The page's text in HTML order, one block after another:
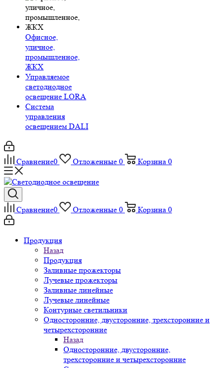
Офисное,
уличное,
промышленное,
ЖКХ
Управляемое
светодиодное
освещение LORA
Система
управления
освещением DALI
Сравнение0 Отложенные 0 Корзина 0
Сравнение0 Отложенные 0 Корзина 0
Продукция
Назад
Продукция
Заливные прожекторы
Лучевые прожекторы
Заливные линейные
Лучевые линейные
Контурные светильники
Односторонние, двусторонние, трехсторонние и
четырехсторонние
Назад
Односторонние, двусторонние,
трехсторонние и четырехсторонние